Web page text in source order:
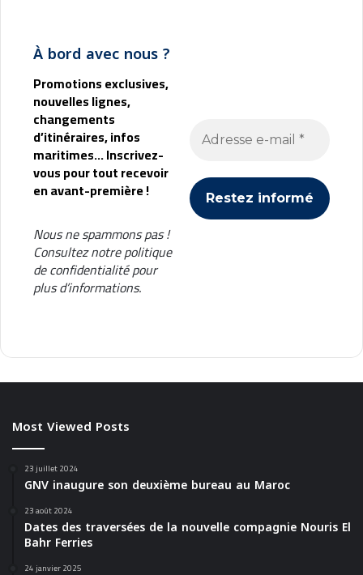
À bord avec nous ?
Promotions exclusives,
nouvelles lignes,
changements
d’itinéraires, infos
maritimes... Inscrivez-
vous pour tout recevoir
en avant-première !
Nous ne spammons pas !
Consultez notrepolitique
de confidentialitépour
plus d’informations.
Most Viewed Posts
23 juillet 2024
GNV inaugure son deuxième bureau au Maroc
23 août 2024
Dates des traversées de la nouvelle compagnie Nouris El
Bahr Ferries
24 janvier 2025